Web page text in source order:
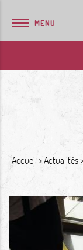
MENU
Accueil Actualités